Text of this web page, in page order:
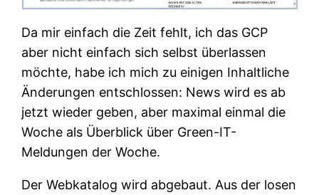
Da mir einfach die Zeit fehlt, ich das GCP
aber nicht einfach sich selbst überlassen
möchte, habe ich mich zu einigen Inhaltliche
Änderungen entschlossen: News wird es ab
jetzt wieder geben, aber maximal einmal die
Woche als Überblick über Green-IT-
Meldungen der Woche.
Der Webkatalog wird abgebaut. Aus der losen